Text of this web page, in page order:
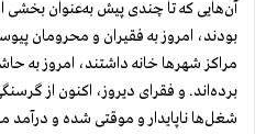
آن‌هایی که تا چندی پیش به‌عنوان بخشی
بودند، امروز به ‌فقیران و محرومان
مراکز شهرها خانه داشتند، امروز به
شغل‌ها ناپایدار و موقتی شده و درآمد